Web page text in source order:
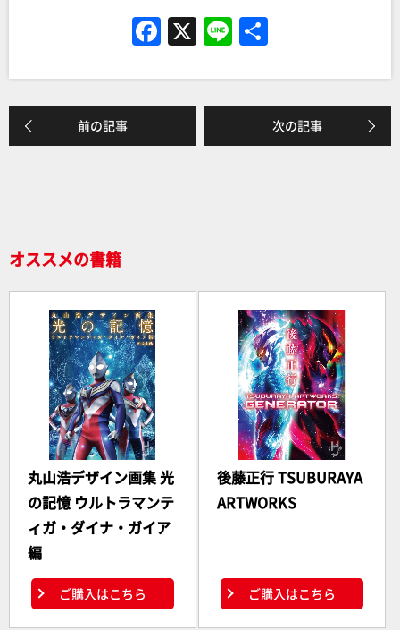
F
a
c
e
b
X Li
n
e
前の記事 次の記事
オススメの書籍
丸山浩デザイン画集 光
の記憶 ウルトラマンテ
ィガ・ダイナ・ガイア
編
ご購入はこちら
後藤正行 TSUBURAYA
ARTWORKS
ご購入はこちら